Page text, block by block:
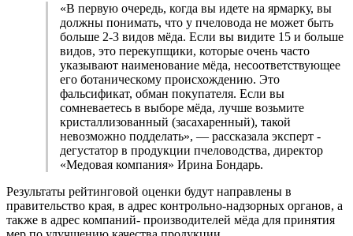
«В первую очередь, когда вы идете на ярмарку, вы
должны понимать, что у пчеловода не может быть
больше 2-3 видов мёда. Если вы видите 15 и больше
видов, это перекупщики, которые очень часто
указывают наименование мёда, несоответствующее
его ботаническому происхождению. Это
фальсификат, обман покупателя. Если вы
сомневаетесь в выборе мёда, лучше возьмите
кристаллизованный (засахаренный), такой
невозможно подделать», — рассказала эксперт -
дегустатор в продукции пчеловодства, директор
«Медовая компания» Ирина Бондарь.
Результаты рейтинговой оценки будут направлены в
правительство края, в адрес контрольно-надзорных органов, а
также в адрес компаний- производителей мёда для принятия